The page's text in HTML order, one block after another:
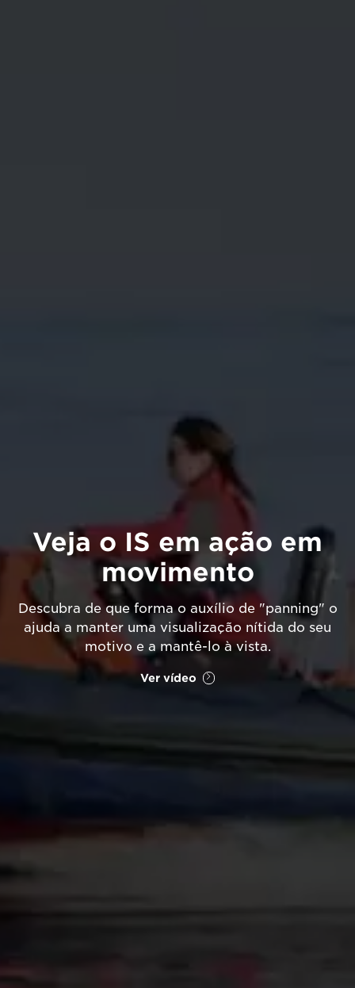
Veja o IS em ação em
movimento
Descubra de que forma o auxílio de "panning" o
ajuda a manter uma visualização nítida do seu
motivo e a mantê-lo à vista.
Ver vídeo